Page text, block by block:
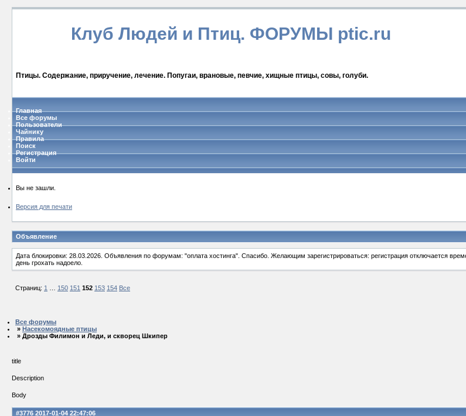
Клуб Людей и Птиц. ФОРУМЫ ptic.ru
Птицы. Содержание, приручение, лечение. Попугаи, врановые, певчие, хищные птицы, совы, голуби.
Главная
Все форумы
Пользователи
Чайнику
Правила
Поиск
Регистрация
Войти
Вы не зашли.
Версия для печати
Объявление
Дата блокировки: 28.03.2026. Объявления по форумам: "оплата хостинга". Спасибо. Желающим зарегистрироваться: регистрация отключается
день грохать надоело.
Страниц: 1 … 150 151 152 153 154 Все
Все форумы
» Насекомоядные птицы
» Дрозды Филимон и Леди, и скворец Шкипер
title
Description
Body
#3776 2017-01-04 22:47:06